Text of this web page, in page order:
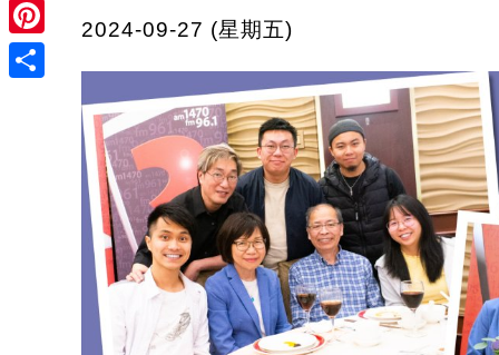
Twitter
Pinterest
2024-09-27 (星期五)